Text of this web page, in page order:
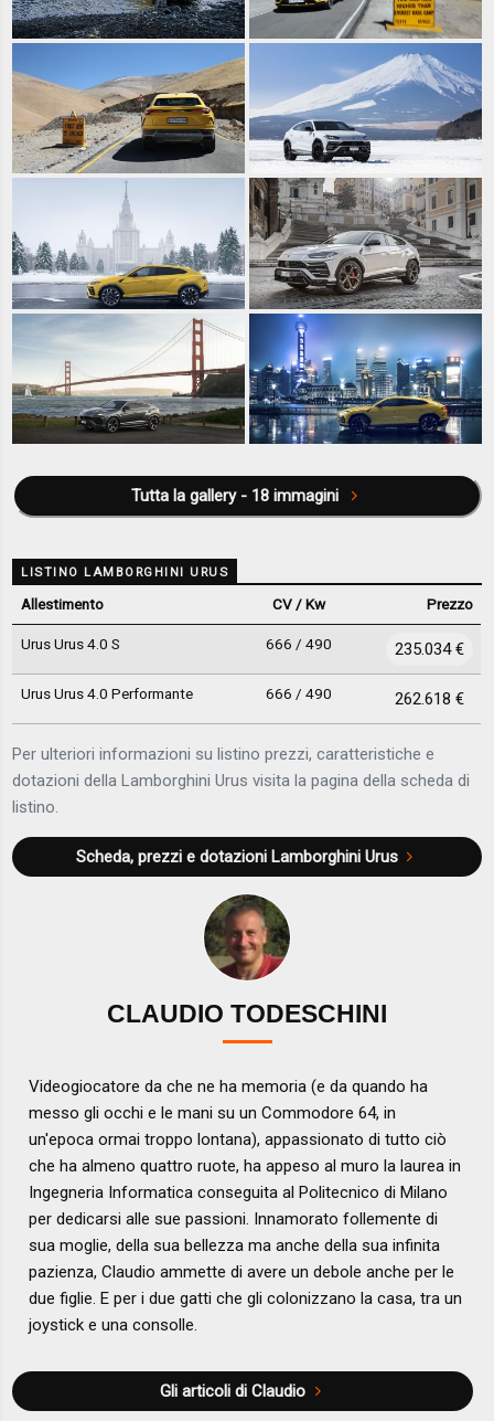
Tutta la gallery - 18 immagini
LISTINO LAMBORGHINI URUS
Allestimento CV / Kw Prezzo
Urus Urus 4.0 S 666 / 490 235.034 €
Urus Urus 4.0 Performante 666 / 490 262.618 €
Per ulteriori informazioni su listino prezzi, caratteristiche e
dotazioni della Lamborghini Urus visita la pagina della scheda di
listino.
Scheda, prezzi e dotazioni Lamborghini Urus
CLAUDIO TODESCHINI
Videogiocatore da che ne ha memoria (e da quando ha
messo gli occhi e le mani su un Commodore 64, in
un'epoca ormai troppo lontana), appassionato di tutto ciò
che ha almeno quattro ruote, ha appeso al muro la laurea in
Ingegneria Informatica conseguita al Politecnico di Milano
per dedicarsi alle sue passioni. Innamorato follemente di
sua moglie, della sua bellezza ma anche della sua infinita
pazienza, Claudio ammette di avere un debole anche per le
due figlie. E per i due gatti che gli colonizzano la casa, tra un
joystick e una consolle.
Gli articoli di Claudio